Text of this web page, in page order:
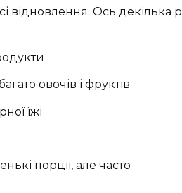
відновлення. Ось декілька
овочів і фруктів
їжі
порції, але часто